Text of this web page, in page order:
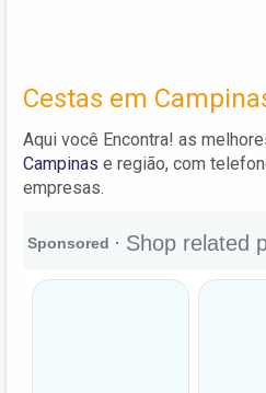
Cestas em
Aqui você Encontra! as
Campinas e região, com
empresas.